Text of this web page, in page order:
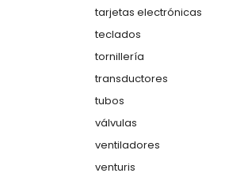
tarjetas electrónicas
teclados
tornillería
transductores
tubos
válvulas
ventiladores
venturis